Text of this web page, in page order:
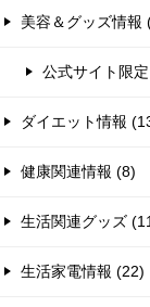
美容＆グッズ情報
公式サイト限
ダイエット情報
健康関連情報 (8)
生活関連グッズ
生活家電情報 (22)